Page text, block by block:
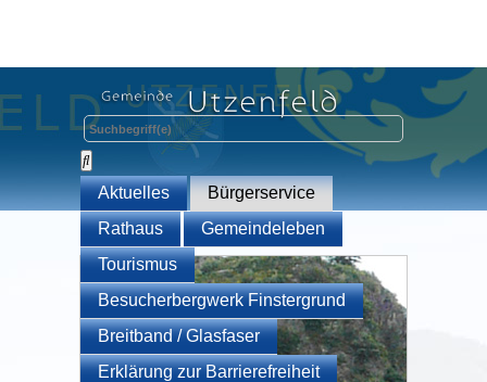
Aktuelles
Bürgerservice
Rathaus
Gemeindeleben
Tourismus
Besucherbergwerk Finstergrund
Breitband / Glasfaser
Erklärung zur Barrierefreiheit